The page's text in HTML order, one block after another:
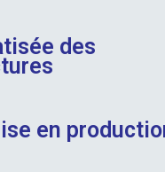
des
en